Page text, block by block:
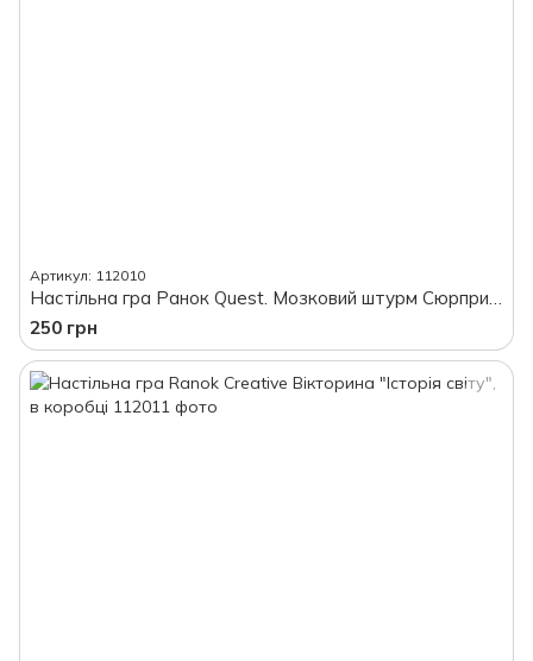
Артикул: 112010
Настільна гра Ранок Quest. Мозковий штурм Сюрприз, в коробці
250 грн